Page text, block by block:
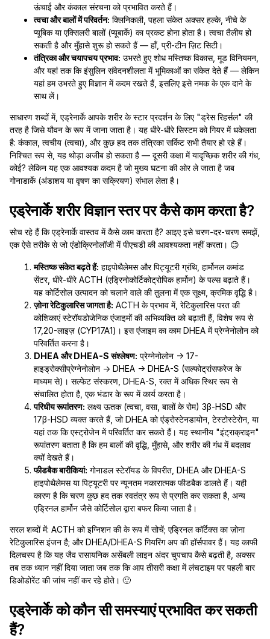
ऊंचाई और कंकाल संरचना को प्रभावित करते हैं।
त्वचा और बालों में परिवर्तन: क्लिनिकली, पहला संकेत अक्सर हल्के, नीचे के
प्यूबिक या एक्सिलरी बालों (प्यूबार्के) का प्रकट होना होता है। त्वचा तैलीय हो
सकती है और मुँहासे शुरू हो सकते हैं — हाँ, प्री-टीन ज़िट सिटी।
तंत्रिका और चयापचय प्रभाव: उभरते हुए शोध मस्तिष्क विकास, मूड विनियमन,
और यहां तक कि इंसुलिन संवेदनशीलता में भूमिकाओं का संकेत देते हैं — लेकिन
यहां हम उभरते हुए विज्ञान में कदम रखते हैं, इसलिए इसे नमक के एक दाने के
साथ लें।
साधारण शब्दों में, एड्रेनार्के आपके शरीर के स्टार प्रदर्शन के लिए "ड्रेस रिहर्सल" की
तरह है जिसे यौवन के रूप में जाना जाता है। यह धीरे-धीरे सिस्टम को गियर में धकेलता
है: कंकाल, त्वचीय (त्वचा), और कुछ हद तक तंत्रिका सर्किट सभी तैयार हो रहे हैं।
निश्चित रूप से, यह थोड़ा अजीब हो सकता है — दूसरी कक्षा में यादृच्छिक शरीर की गंध,
कोई? लेकिन यह एक आवश्यक कदम है जो मुख्य घटना की ओर ले जाता है जब
गोनाडार्के (अंडाशय या वृषण का सक्रियण) संभाल लेता है।
एड्रेनार्के शरीर विज्ञान स्तर पर कैसे काम करता है?
सोच रहे हैं कि एड्रेनार्के वास्तव में कैसे काम करता है? आइए इसे चरण-दर-चरण समझें,
एक ऐसे तरीके से जो एंडोक्रिनोलॉजी में पीएचडी की आवश्यकता नहीं करता। 😊
मस्तिष्क संकेत बढ़ते हैं: हाइपोथैलेमस और पिट्यूटरी ग्रंथि, हार्मोनल कमांड
सेंटर, धीरे-धीरे ACTH (एड्रिनोकोर्टिकोट्रोपिक हार्मोन) के पल्स बढ़ाते हैं।
यह कोर्टिसोल उत्पादन को चलाने वाले की तुलना में एक सूक्ष्म, क्रमिक वृद्धि है।
ज़ोना रेटिकुलारिस जागता है: ACTH के प्रभाव में, रेटिकुलारिस परत की
कोशिकाएं स्टेरॉयडोजेनिक एंजाइमों की अभिव्यक्ति को बढ़ाती हैं, विशेष रूप से
17,20-लाइज़ (CYP17A1)। इस एंजाइम का काम DHEA में प्रेग्नेनोलोन को
परिवर्तित करना है।
DHEA और DHEA-S संश्लेषण: प्रेग्नेनोलोन → 17-
हाइड्रोक्सीप्रेग्नेनोलोन → DHEA → DHEA-S (सल्फोट्रांसफरेज के
माध्यम से)। सल्फेट संस्करण, DHEA-S, रक्त में अधिक स्थिर रूप से
संचालित होता है, एक भंडार के रूप में कार्य करता है।
परिधीय रूपांतरण: लक्ष्य ऊतक (त्वचा, वसा, बालों के रोम) 3β-HSD और
17β-HSD व्यक्त करते हैं, जो DHEA को एंड्रोस्टेनडायोन, टेस्टोस्टेरोन, या
यहां तक कि एस्ट्रोजेन में परिवर्तित कर सकते हैं। यह स्थानीय "इंट्राक्राइन"
रूपांतरण बताता है कि हम बालों की वृद्धि, मुँहासे, और शरीर की गंध में बदलाव
क्यों देखते हैं।
फीडबैक बारीकियां: गोनाडल स्टेरॉयड के विपरीत, DHEA और DHEA-S
हाइपोथैलेमस या पिट्यूटरी पर न्यूनतम नकारात्मक फीडबैक डालते हैं। यही
कारण है कि चरण कुछ हद तक स्वतंत्र रूप से प्रगति कर सकता है, अन्य
एड्रिनल हार्मोन जैसे कोर्टिसोल द्वारा बफर किया जाता है।
सरल शब्दों में: ACTH को इग्निशन की के रूप में सोचें; एड्रिनल कॉर्टेक्स का ज़ोना
रेटिकुलारिस इंजन है; और DHEA/DHEA-S गियरिंग अप की हॉर्सपावर हैं। यह काफी
दिलचस्प है कि यह जैव रासायनिक असेंबली लाइन अंदर चुपचाप कैसे बढ़ती है, अक्सर
तब तक ध्यान नहीं दिया जाता जब तक कि आप तीसरी कक्षा में लंचटाइम पर पहली बार
डिओडोरेंट की जांच नहीं कर रहे होते। 🙂
एड्रेनार्के को कौन सी समस्याएं प्रभावित कर सकती
हैं?